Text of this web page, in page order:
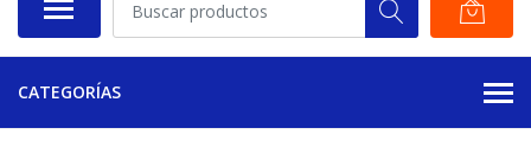
CATEGORÍAS